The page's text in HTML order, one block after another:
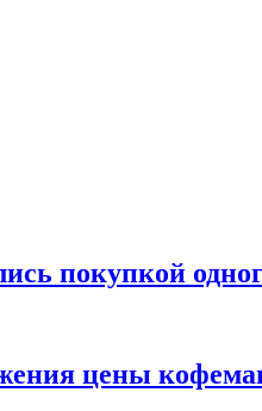
покупкой
цены